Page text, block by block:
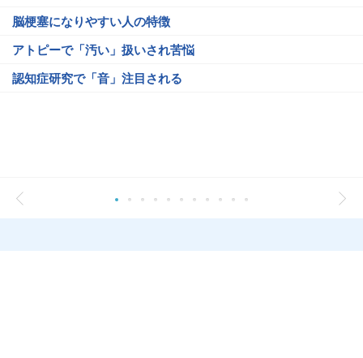
脳梗塞になりやすい人の特徴
アトピーで「汚い」扱いされ苦悩
認知症研究で「音」注目される